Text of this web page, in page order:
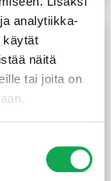
analytiikka-
käytät
näitä
tai joita on